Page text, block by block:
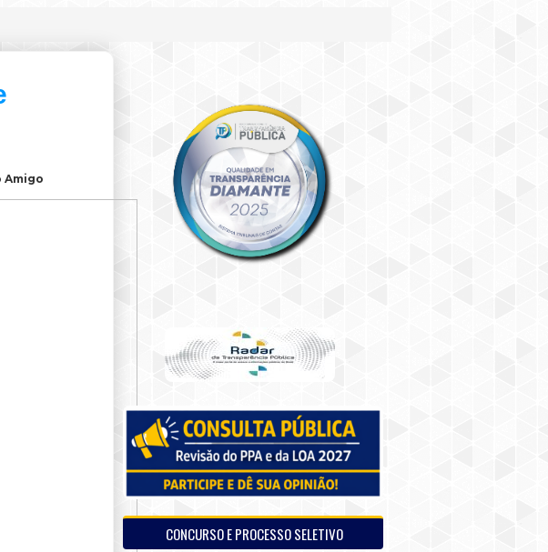
Amigo
CONCURSO E PROCESSO SELETIVO